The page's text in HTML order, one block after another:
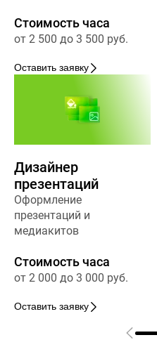
Стоимость часа
от 2 500 до 3 500 руб.
Оставить заявку
Дизайнер
презентаций
Оформление
презентаций и
медиакитов
Стоимость часа
от 2 000 до 3 000 руб.
Оставить заявку